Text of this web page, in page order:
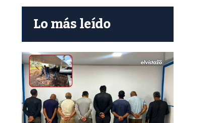
Lo más leído